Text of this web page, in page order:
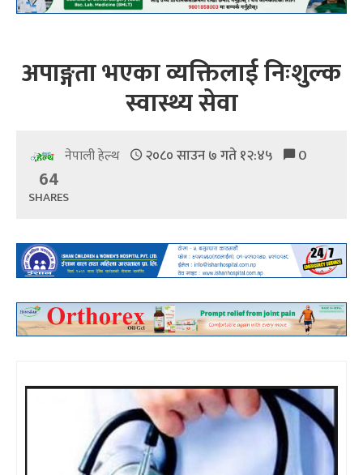
अपाङ्गता भएका व्यक्तिलाई निःशुल्क
स्वास्थ्य सेवा
नेपाली हेल्थ २०८० साउन ७ गते १२:४५ 0
64
SHARES